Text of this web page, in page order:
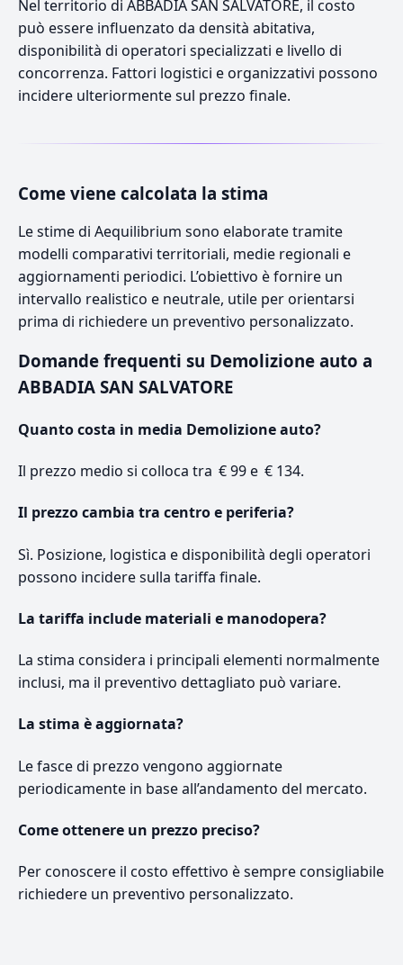
Nel territorio di ABBADIA SAN SALVATORE, il costo
può essere influenzato da densità abitativa,
disponibilità di operatori specializzati e livello di
concorrenza. Fattori logistici e organizzativi possono
incidere ulteriormente sul prezzo finale.
Come viene calcolata la stima
Le stime di Aequilibrium sono elaborate tramite
modelli comparativi territoriali, medie regionali e
aggiornamenti periodici. L’obiettivo è fornire un
intervallo realistico e neutrale, utile per orientarsi
prima di richiedere un preventivo personalizzato.
Domande frequenti su Demolizione auto a
ABBADIA SAN SALVATORE
Quanto costa in media Demolizione auto?
Il prezzo medio si colloca tra € 99 e € 134.
Il prezzo cambia tra centro e periferia?
Sì. Posizione, logistica e disponibilità degli operatori
possono incidere sulla tariffa finale.
La tariffa include materiali e manodopera?
La stima considera i principali elementi normalmente
inclusi, ma il preventivo dettagliato può variare.
La stima è aggiornata?
Le fasce di prezzo vengono aggiornate
periodicamente in base all’andamento del mercato.
Come ottenere un prezzo preciso?
Per conoscere il costo effettivo è sempre consigliabile
richiedere un preventivo personalizzato.